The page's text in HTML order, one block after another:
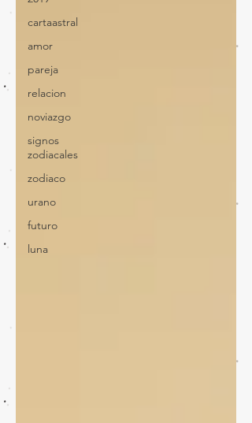
cartaastral
amor
pareja
relacion
noviazgo
signos
zodiacales
zodiaco
urano
futuro
luna